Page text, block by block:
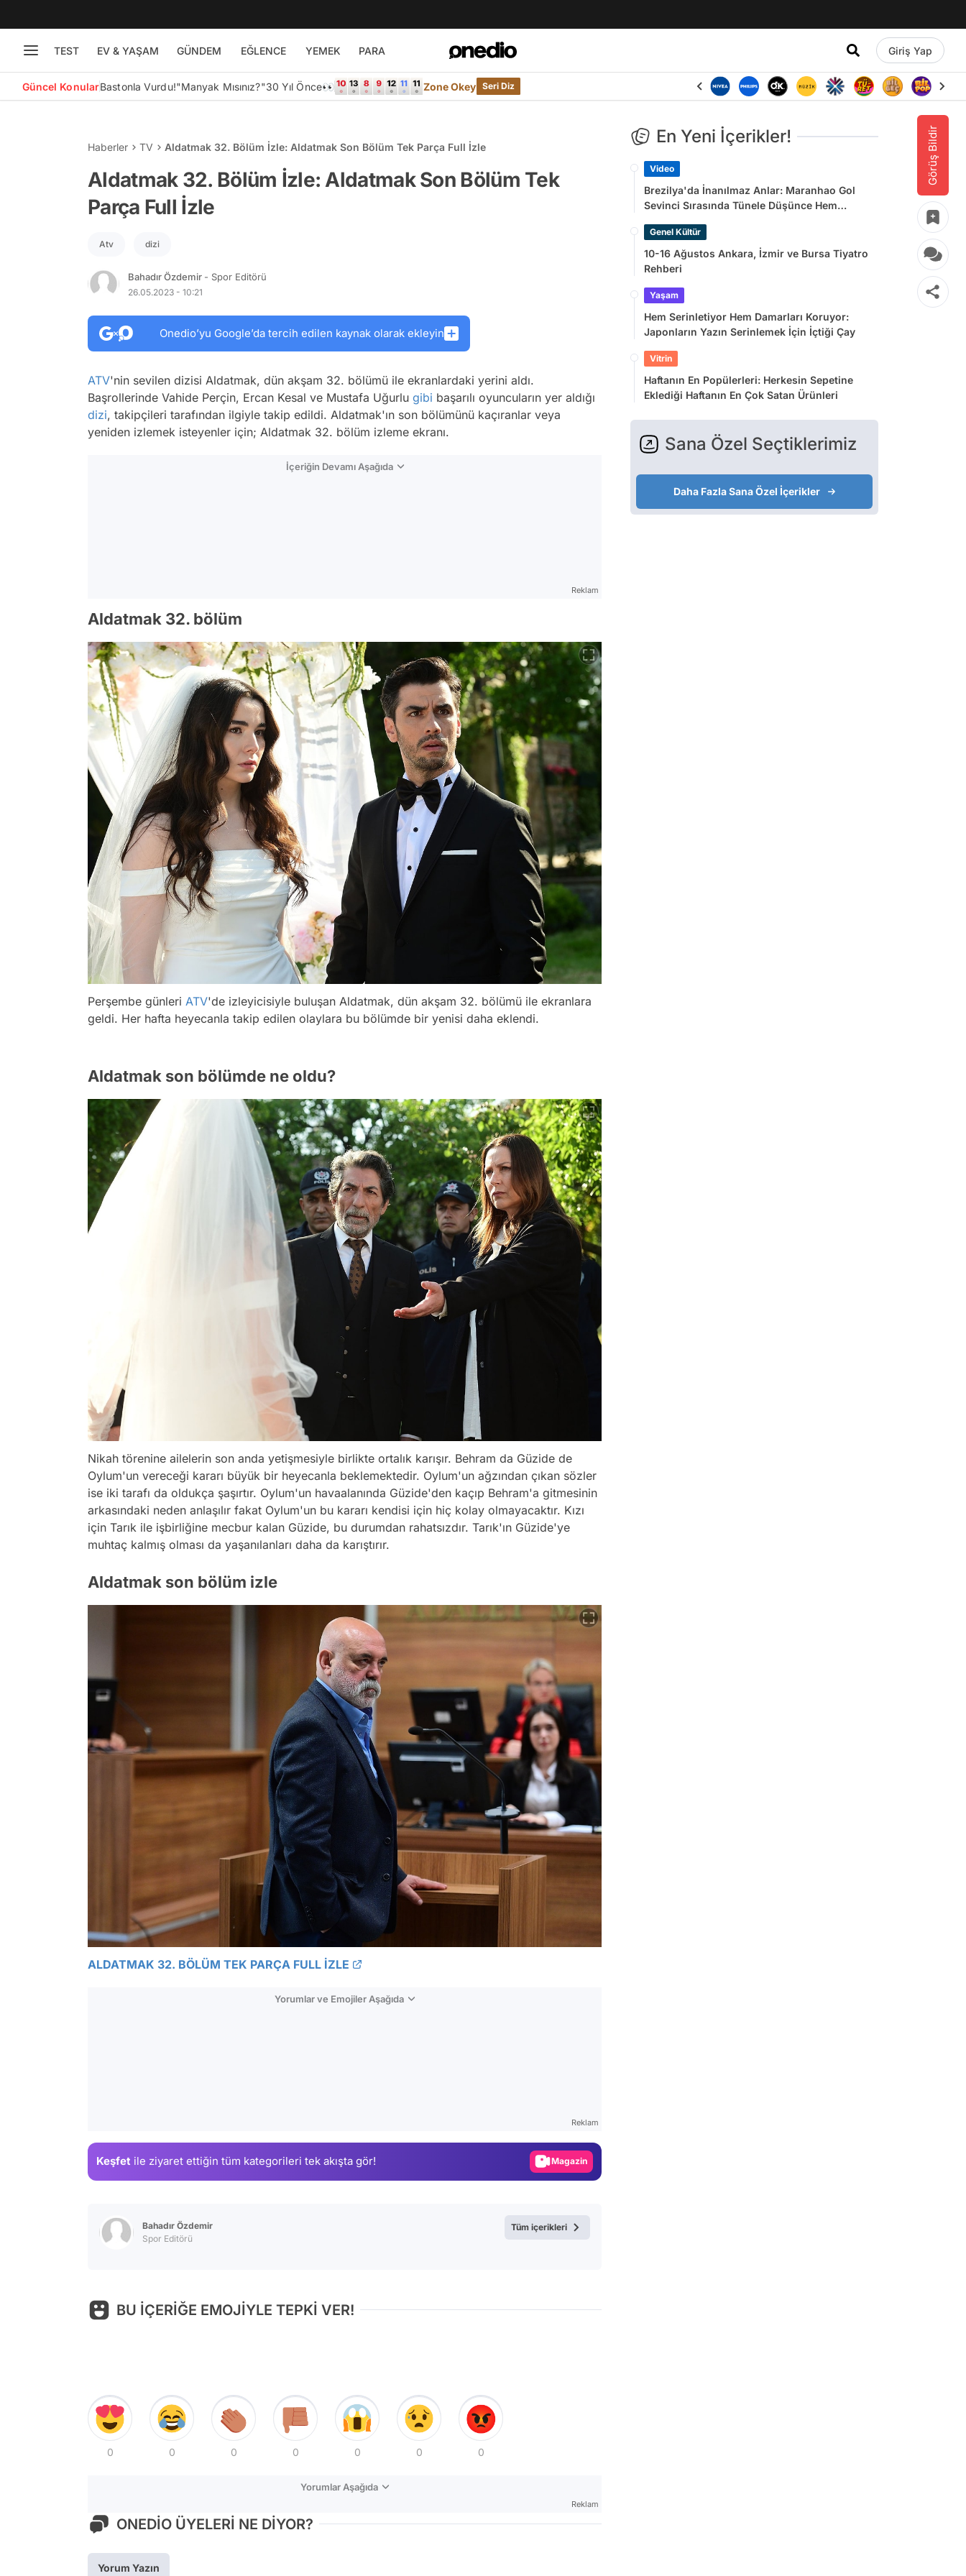
TEST EV & YAŞAM GÜNDEM EĞLENCE YEMEK PARA Giriş Yap
Güncel KonularBastonla Vurdu!"Manyak Mısınız?"30 Yıl Önce👀 Zone Okey Seri Diz
Görüş Bildir
Haberler TV Aldatmak 32. Bölüm İzle: Aldatmak Son Bölüm Tek Parça Full İzle
Aldatmak 32. Bölüm İzle: Aldatmak Son Bölüm Tek
Parça Full İzle
Atv dizi
Bahadır Özdemir - Spor Editörü
26.05.2023 - 10:21
Onedio’yu Google’da tercih edilen kaynak olarak ekleyin
ATV'nin sevilen dizisi Aldatmak, dün akşam 32. bölümü ile ekranlardaki yerini aldı.
Başrollerinde Vahide Perçin, Ercan Kesal ve Mustafa Uğurlu gibi başarılı oyuncuların yer aldığı
dizi, takipçileri tarafından ilgiyle takip edildi. Aldatmak'ın son bölümünü kaçıranlar veya
yeniden izlemek isteyenler için; Aldatmak 32. bölüm izleme ekranı.
İçeriğin Devamı Aşağıda
Reklam
Aldatmak 32. bölüm
Perşembe günleri ATV'de izleyicisiyle buluşan Aldatmak, dün akşam 32. bölümü ile ekranlara
geldi. Her hafta heyecanla takip edilen olaylara bu bölümde bir yenisi daha eklendi.
Aldatmak son bölümde ne oldu?
Nikah törenine ailelerin son anda yetişmesiyle birlikte ortalık karışır. Behram da Güzide de
Oylum'un vereceği kararı büyük bir heyecanla beklemektedir. Oylum'un ağzından çıkan sözler
ise iki tarafı da oldukça şaşırtır. Oylum'un havaalanında Güzide'den kaçıp Behram'a gitmesinin
arkasındaki neden anlaşılır fakat Oylum'un bu kararı kendisi için hiç kolay olmayacaktır. Kızı
için Tarık ile işbirliğine mecbur kalan Güzide, bu durumdan rahatsızdır. Tarık'ın Güzide'ye
muhtaç kalmış olması da yaşanılanları daha da karıştırır.
Aldatmak son bölüm izle
ALDATMAK 32. BÖLÜM TEK PARÇA FULL İZLE
Yorumlar ve Emojiler Aşağıda
Reklam
Keşfet ile ziyaret ettiğin tüm kategorileri tek akışta gör! Magazin
Bahadır Özdemir
Spor Editörü
Tüm içerikleri
BU İÇERİĞE EMOJİYLE TEPKİ VER!
0 0 0 0 0 0 0
Yorumlar Aşağıda
Reklam
ONEDİO ÜYELERİ NE DİYOR?
Yorum Yazın
En Yeni İçerikler!
Video
Brezilya'da İnanılmaz Anlar: Maranhao Gol
Sevinci Sırasında Tünele Düşünce Hem
Genel Kültür
10-16 Ağustos Ankara, İzmir ve Bursa Tiyatro
Rehberi
Yaşam
Hem Serinletiyor Hem Damarları Koruyor:
Japonların Yazın Serinlemek İçin İçtiği Çay
Vitrin
Haftanın En Popülerleri: Herkesin Sepetine
Eklediği Haftanın En Çok Satan Ürünleri
Sana Özel Seçtiklerimiz
Daha Fazla Sana Özel İçerikler